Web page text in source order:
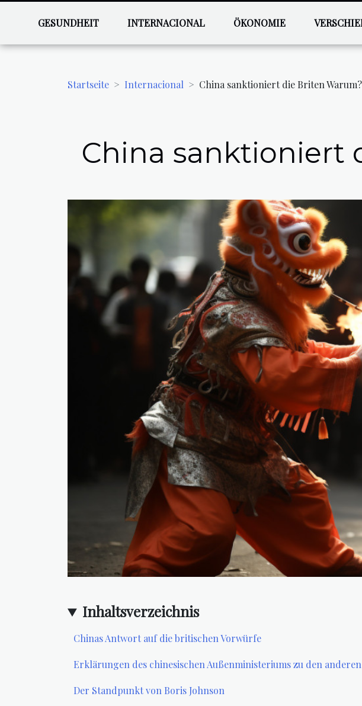
GESUNDHEIT INTERNACIONAL ÖKONOMIE
Startseite Internacional China sanktioniert die Briten Warum?
China sanktioniert
Inhaltsverzeichnis
Chinas Antwort auf die britischen Vorwürfe
Erklärungen des chinesischen Außenministeriums zu den
Der Standpunkt von Boris Johnson